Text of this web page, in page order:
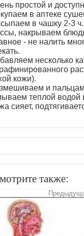
простой и
в аптеке
в чашку 2-3
накрываем
- не налить
несколько
кожи).
и
теплой водой
сияет,
также: